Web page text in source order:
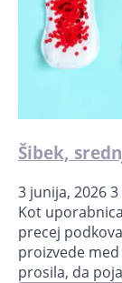
Šibek,
3 junija, 2026
Kot
precej
proizvede
prosila, da